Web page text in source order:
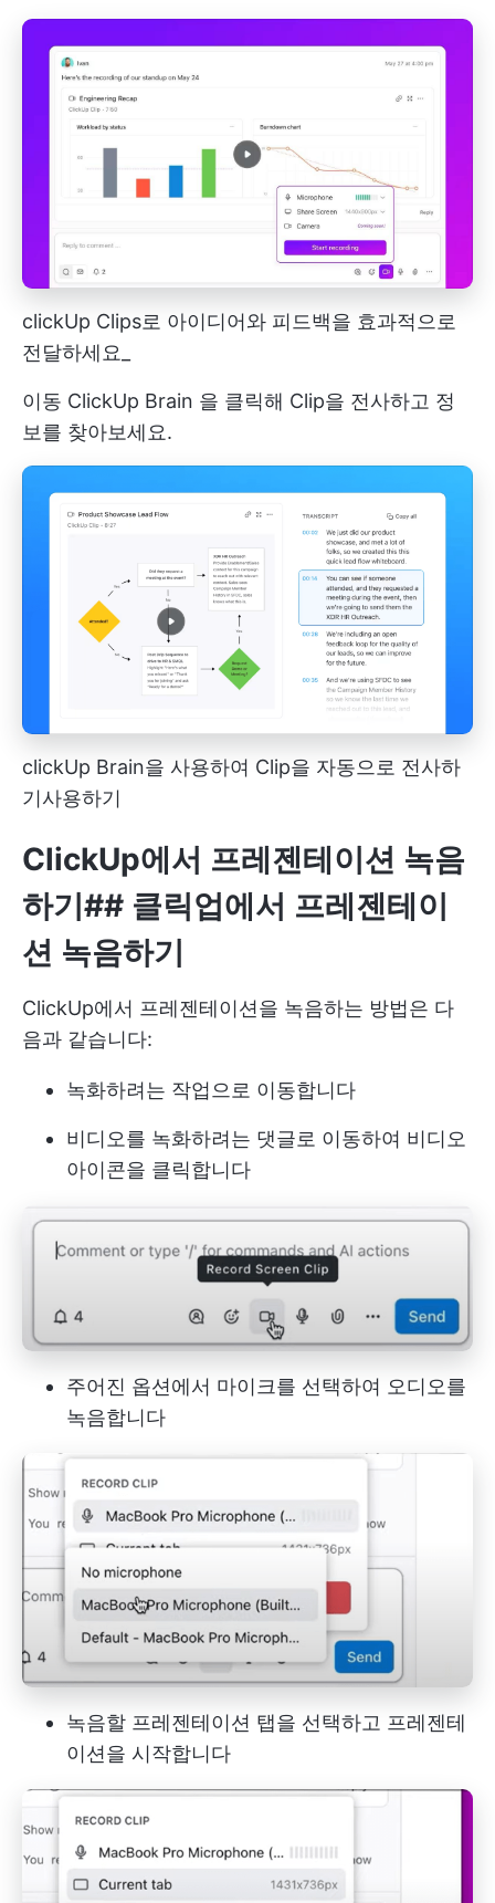
clickUp Clips로 아이디어와 피드백을 효과적으로
전달하세요_
이동 ClickUp Brain 을 클릭해 Clip을 전사하고 정
보를 찾아보세요.
clickUp Brain을 사용하여 Clip을 자동으로 전사하
기사용하기
ClickUp에서 프레젠테이션 녹음
하기## 클릭업에서 프레젠테이
션 녹음하기
ClickUp에서 프레젠테이션을 녹음하는 방법은 다
음과 같습니다:
녹화하려는 작업으로 이동합니다
비디오를 녹화하려는 댓글로 이동하여 비디오
아이콘을 클릭합니다
주어진 옵션에서 마이크를 선택하여 오디오를
녹음합니다
녹음할 프레젠테이션 탭을 선택하고 프레젠테
이션을 시작합니다